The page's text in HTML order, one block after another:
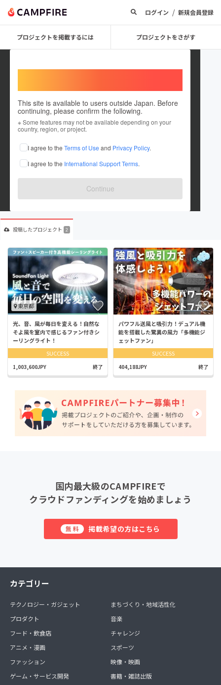
ログイン / 新規会員登録
プロジェクトを掲載するには プロジェクトをさがす
This site is available to users outside Japan. Before
continuing, please confirm the following.
※ Some features may not be available depending on your
country, region, or project.
I agree to the Terms of Use and Privacy Policy.
I agree to the International Support Terms.
Continue
WL JUST
これまでに2件のプロジェクトを投稿しています
在住国：日本 現在地：東京都
出身国：中国
投稿したプロジェクト 2
東京都
光、音、風が毎日を変える！自然な
そよ風を室内で感じるファン付きシ
ーリングライト！
SUCCESS
1,003,600JPY 終了
パワフル送風と吸引力！デュアル機
能を搭載した驚異の風力「多機能ジ
ェットファン」
SUCCESS
404,188JPY 終了
国内最大級のCAMPFIREで
クラウドファンディングを始めましょう
無料 掲載希望の方はこちら
カテゴリー
テクノロジー・ガジェット
プロダクト
フード・飲食店
アニメ・漫画
ファッション
ゲーム・サービス開発
まちづくり・地域活性化
音楽
チャレンジ
スポーツ
映像・映画
書籍・雑誌出版